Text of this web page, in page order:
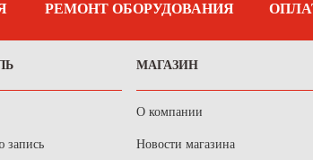
РЕМОНТ ОБОРУДОВАНИЯ
запись
МАГАЗИН
О компании
Новости магазина